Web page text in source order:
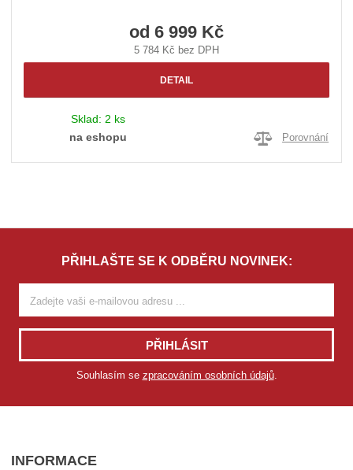
od 6 999 Kč
5 784 Kč bez DPH
DETAIL
Sklad: 2 ks
na eshopu
Porovnání
PŘIHLAŠTE SE K ODBĚRU NOVINEK:
PŘIHLÁSIT
Souhlasím se zpracováním osobních údajů.
INFORMACE